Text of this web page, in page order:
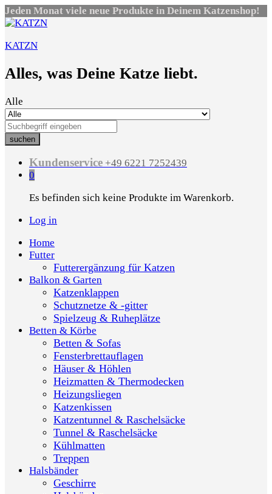
Jeden Monat viele neue Produkte in Deinem Katzenshop!
KATZN
Alles, was Deine Katze liebt.
Alle
suchen
Kundenservice +49 6221 7252439
0
Es befinden sich keine Produkte im Warenkorb.
Log in
Home
Futter
Futterergänzung für Katzen
Balkon & Garten
Katzenklappen
Schutznetze & -gitter
Spielzeug & Ruheplätze
Betten & Körbe
Betten & Sofas
Fensterbrettauflagen
Häuser & Höhlen
Heizmatten & Thermodecken
Heizungsliegen
Katzenkissen
Katzentunnel & Raschelsäcke
Tunnel & Raschelsäcke
Kühlmatten
Treppen
Halsbänder
Geschirre